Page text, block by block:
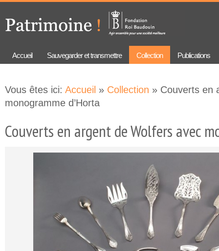
principal
Accueil Sauvegarder et transmettre Collection Publications
Vous êtes ici: Accueil » Collection » Couverts en
monogramme d’Horta
Couverts en argent de Wolfers avec